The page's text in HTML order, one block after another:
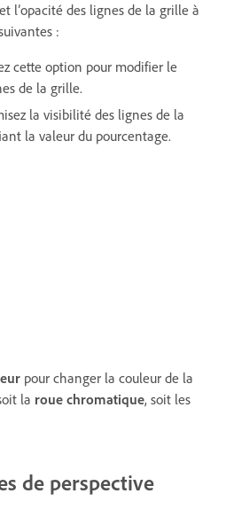
l’opacité des lignes de la grille à
:
cette option pour modifier le
de la grille.
la visibilité des lignes de la
la valeur du pourcentage.
pour changer la couleur de la
la roue chromatique, soit les
de perspective